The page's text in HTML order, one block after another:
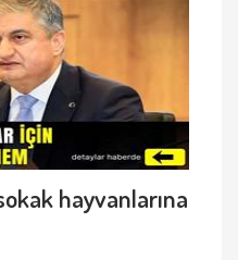
hayvanlarına